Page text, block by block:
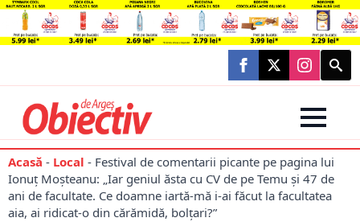
Search
for:
Acasă - Local - Festival de comentarii picante pe pagina lui
Ionuț Moșteanu: „Iar geniul ăsta cu CV de pe Temu și 47 de
ani de facultate. Ce doamne iartă-mă i-ai făcut la facultatea
aia, ai ridicat-o din cărămidă, bolțari?”